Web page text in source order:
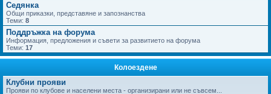
Седянка
Общи приказки, представяне и запознанства
Теми: 8
Поддръжка на форума
Информация, предложения и съвети за развитието на форума
Теми: 17
Колоездене
Клубни прояви
Прояви по клубове и населени места - организирани или не съвсем...